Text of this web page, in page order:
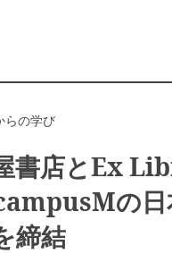
らの学び
書店とEx
の日
締結